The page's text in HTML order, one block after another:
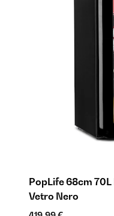
PopLife 68cm
Vetro Nero